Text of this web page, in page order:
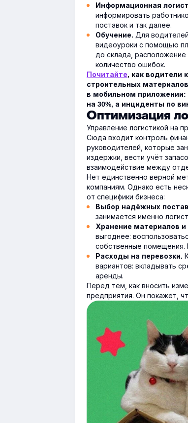
Информационная
информировать
поставок и так далее.
Обучение. Для
видеоуроки с помощью
до склада, расположение
количество ошибок.
Почитайте, как водители
строительных
в мобильном
на 30%, а инциденты по
Оптимизация
Управление логистикой на
Сюда входит контроль
руководителей, которые
издержки, вести учёт
взаимодействие между
Нет единственно верной
компаниям. Однако есть
от специфики бизнеса:
Выбор надёжных
занимается именно
Хранение материалов и
выгоднее:
собственные помещения.
Расходы на перевозки.
вариантов: вкладывать
аренды.
Перед тем, как вносить
предприятия. Он покажет,